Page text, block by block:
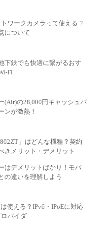
ワークカメラって使える？
について
下鉄でも快適に繋がるおす
Fi
(Air)の28,000円キャッシュバ
ンが激熱！
802ZT」はどんな機種？契約
きメリット・デメリット
はデメリットばかり！モバ
の違いを理解しよう
使える？IPv6・IPoEに対応
バイダ